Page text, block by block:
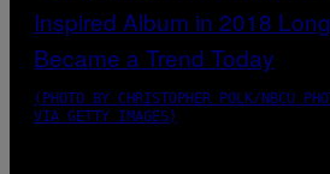
(PHOTO BY CHRISTOPHER POLK/NBCU
VIA GETTY IMAGES)